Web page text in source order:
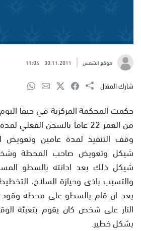
موقع الشمس 30.11.2011
11:04
شارك المقال
حكمت المحكمة المركزية في حيفا
شيكل ذلك بعد ادانته بالسطو
والتسبب باذى وحيازة السلاح،
بعد ان قام بالسطو على محطة
النار على شخص كان يقوم بتعبئة
بشكل خطير.